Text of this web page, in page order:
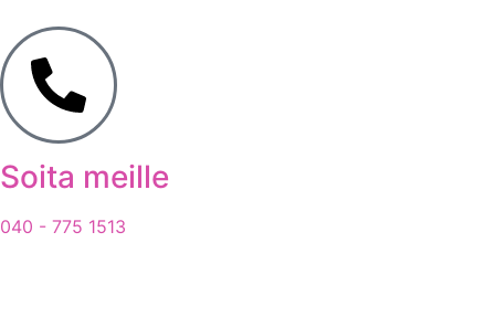
Soita meille
040 - 775 1513